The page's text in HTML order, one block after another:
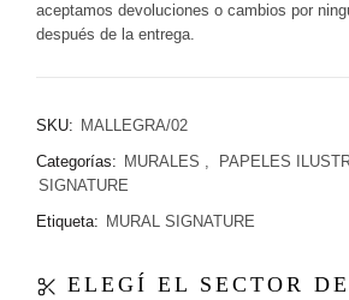
aceptamos devoluciones o cambios por
después de la entrega.
SKU: MALLEGRA/02
Categorías: MURALES , PAPELES
SIGNATURE
Etiqueta: MURAL SIGNATURE
ELEGÍ EL SECTOR